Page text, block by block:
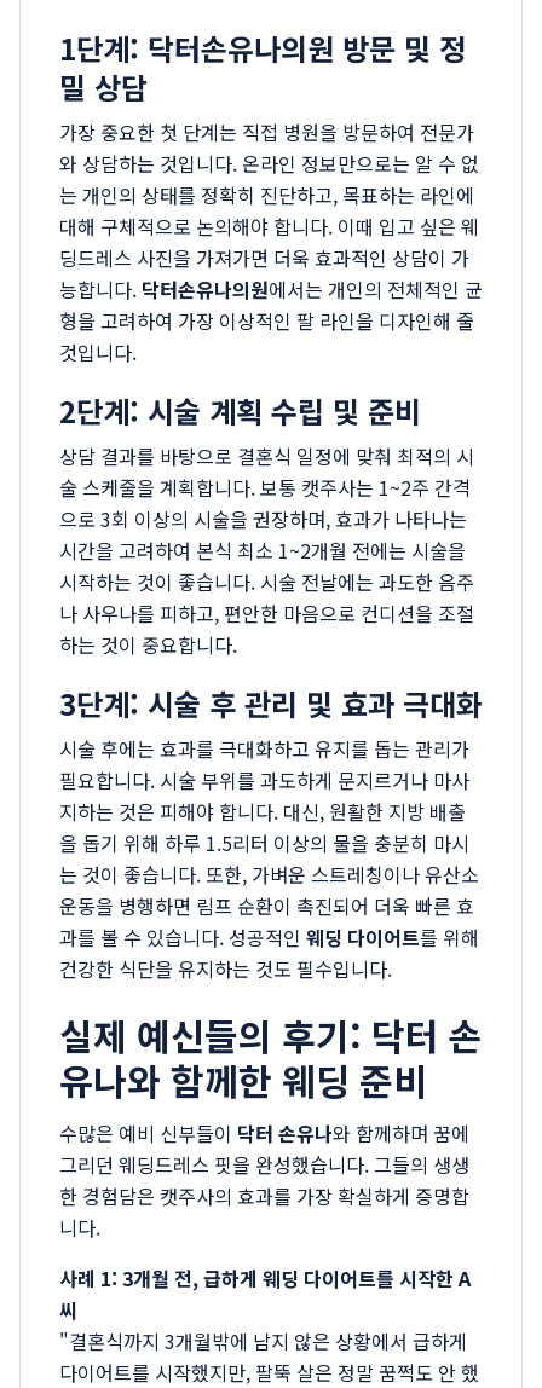
1단계: 닥터손유나의원 방문 및 정
밀 상담
가장 중요한 첫 단계는 직접 병원을 방문하여 전문가
와 상담하는 것입니다. 온라인 정보만으로는 알 수 없
는 개인의 상태를 정확히 진단하고, 목표하는 라인에
대해 구체적으로 논의해야 합니다. 이때 입고 싶은 웨
딩드레스 사진을 가져가면 더욱 효과적인 상담이 가
능합니다. 닥터손유나의원에서는 개인의 전체적인 균
형을 고려하여 가장 이상적인 팔 라인을 디자인해 줄
것입니다.
2단계: 시술 계획 수립 및 준비
상담 결과를 바탕으로 결혼식 일정에 맞춰 최적의 시
술 스케줄을 계획합니다. 보통 캣주사는 1~2주 간격
으로 3회 이상의 시술을 권장하며, 효과가 나타나는
시간을 고려하여 본식 최소 1~2개월 전에는 시술을
시작하는 것이 좋습니다. 시술 전날에는 과도한 음주
나 사우나를 피하고, 편안한 마음으로 컨디션을 조절
하는 것이 중요합니다.
3단계: 시술 후 관리 및 효과 극대화
시술 후에는 효과를 극대화하고 유지를 돕는 관리가
필요합니다. 시술 부위를 과도하게 문지르거나 마사
지하는 것은 피해야 합니다. 대신, 원활한 지방 배출
을 돕기 위해 하루 1.5리터 이상의 물을 충분히 마시
는 것이 좋습니다. 또한, 가벼운 스트레칭이나 유산소
운동을 병행하면 림프 순환이 촉진되어 더욱 빠른 효
과를 볼 수 있습니다. 성공적인 웨딩 다이어트를 위해
건강한 식단을 유지하는 것도 필수입니다.
실제 예신들의 후기: 닥터 손
유나와 함께한 웨딩 준비
수많은 예비 신부들이 닥터 손유나와 함께하며 꿈에
그리던 웨딩드레스 핏을 완성했습니다. 그들의 생생
한 경험담은 캣주사의 효과를 가장 확실하게 증명합
니다.
사례 1: 3개월 전, 급하게 웨딩 다이어트를 시작한 A
씨
"결혼식까지 3개월밖에 남지 않은 상황에서 급하게
다이어트를 시작했지만, 팔뚝 살은 정말 꿈쩍도 안 했